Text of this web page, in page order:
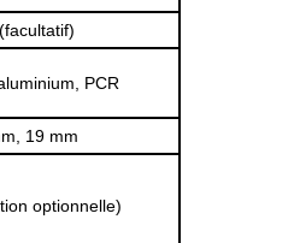
PCR
19 mm
optionnelle)